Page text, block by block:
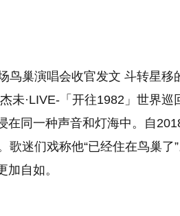
鸟巢演唱会收官发文 斗转星移
未·LIVE-「开往1982」世界
在同一种声音和灯海中。自
歌迷们戏称他“已经住在鸟巢
加自如。